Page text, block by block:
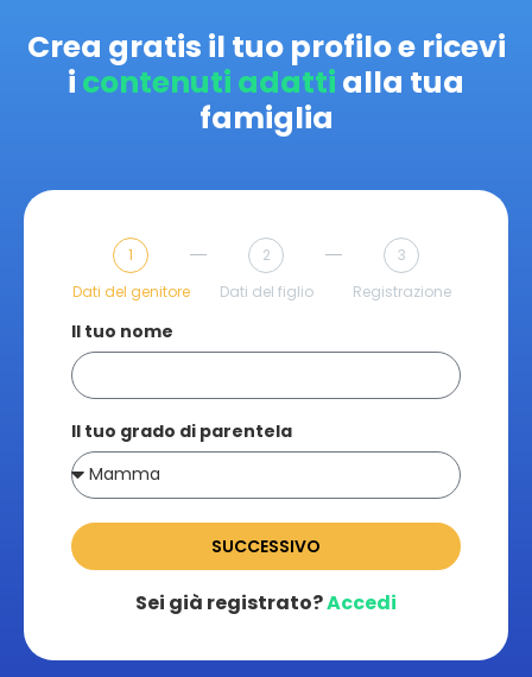
Crea gratis il tuo profilo e ricevi
i contenuti adatti alla tua
famiglia
1
Dati del genitore
2
Dati del figlio
3
Registrazione
Il tuo nome
Il tuo grado di parentela
SUCCESSIVO
Sei già registrato?Accedi